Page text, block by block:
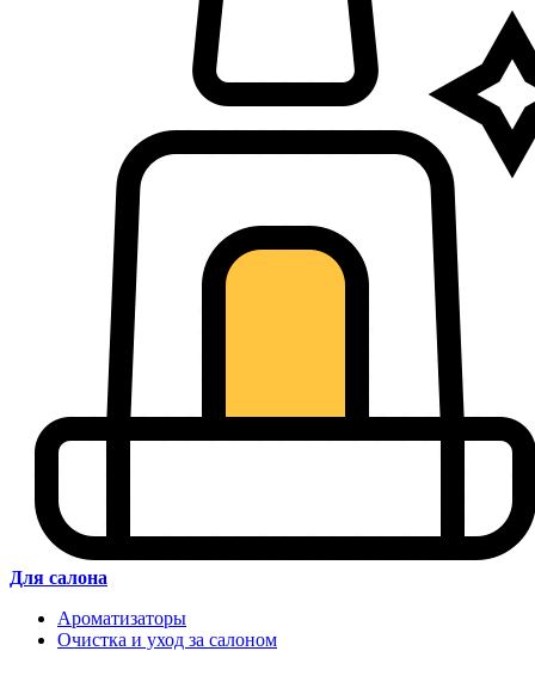
Для салона
Ароматизаторы
Очистка и уход за салоном